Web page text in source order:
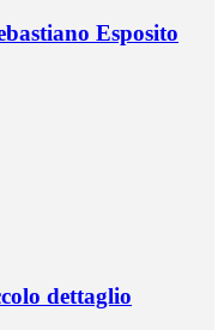
Esposito
dettaglio